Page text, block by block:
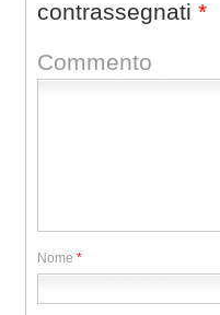
contrassegnati *
Commento
Nome *